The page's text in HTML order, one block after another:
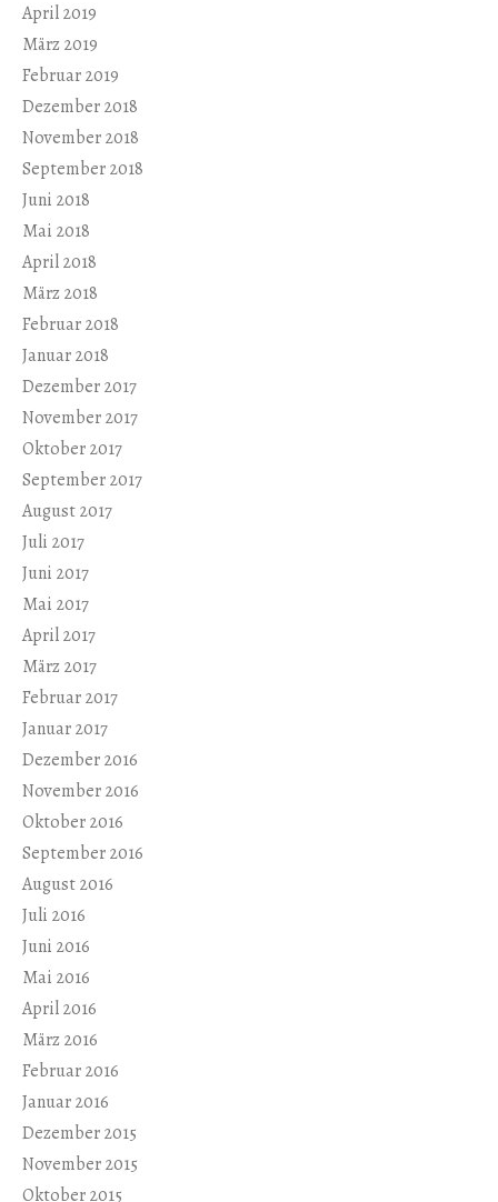
April 2019
März 2019
Februar 2019
Dezember 2018
November 2018
September 2018
Juni 2018
Mai 2018
April 2018
März 2018
Februar 2018
Januar 2018
Dezember 2017
November 2017
Oktober 2017
September 2017
August 2017
Juli 2017
Juni 2017
Mai 2017
April 2017
März 2017
Februar 2017
Januar 2017
Dezember 2016
November 2016
Oktober 2016
September 2016
August 2016
Juli 2016
Juni 2016
Mai 2016
April 2016
März 2016
Februar 2016
Januar 2016
Dezember 2015
November 2015
Oktober 2015